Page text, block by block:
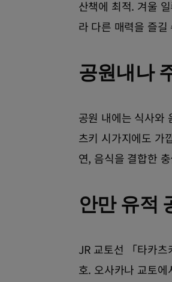
산책에 최적. 겨울
라 다른 매력을 즐
공원내나
공원 내에는 식사와
츠키 시가지에도 가
연, 음식을 결합한
안만 유적
JR 교토선 「타카
호. 오사카나 교토